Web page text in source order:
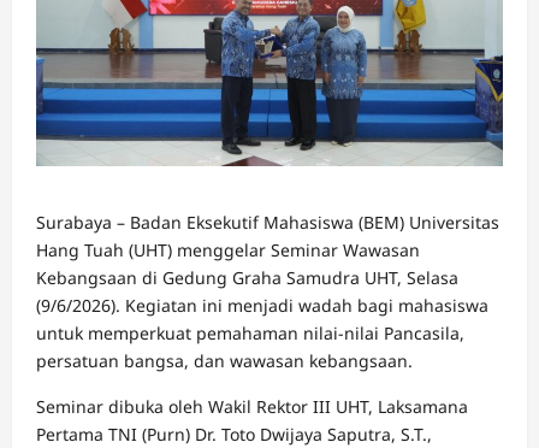
Surabaya – Badan Eksekutif Mahasiswa (BEM) Universitas
Hang Tuah (UHT) menggelar Seminar Wawasan
Kebangsaan di Gedung Graha Samudra UHT, Selasa
(9/6/2026). Kegiatan ini menjadi wadah bagi mahasiswa
untuk memperkuat pemahaman nilai-nilai Pancasila,
persatuan bangsa, dan wawasan kebangsaan.
Seminar dibuka oleh Wakil Rektor III UHT, Laksamana
Pertama TNI (Purn) Dr. Toto Dwijaya Saputra, S.T.,